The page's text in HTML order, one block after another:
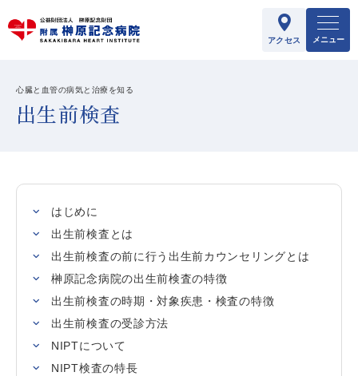
アクセス メニュー
心臓と血管の病気と治療を知る
出生前検査
はじめに
出生前検査とは
出生前検査の前に行う出生前カウンセリングとは
榊󠄀󠄀󠄀󠄀󠄀󠄀原記念病院の出生前検査の特徴
出生前検査の時期・対象疾患・検査の特徴
出生前検査の受診方法
NIPTについて
NIPT検査の特長